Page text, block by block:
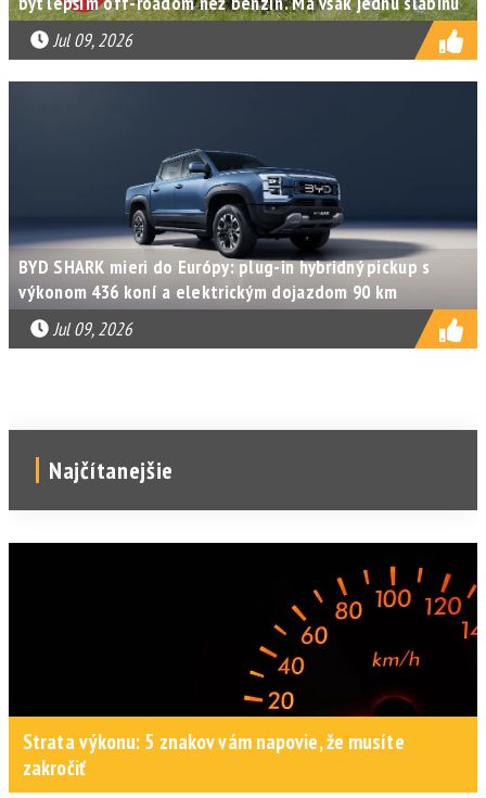
Jul 09, 2026
BYD SHARK mieri do Európy: plug-in hybridný pickup s
výkonom 436 koní a elektrickým dojazdom 90 km
Jul 09, 2026
Najčítanejšie
Strata výkonu: 5 znakov vám napovie, že musíte
zakročiť